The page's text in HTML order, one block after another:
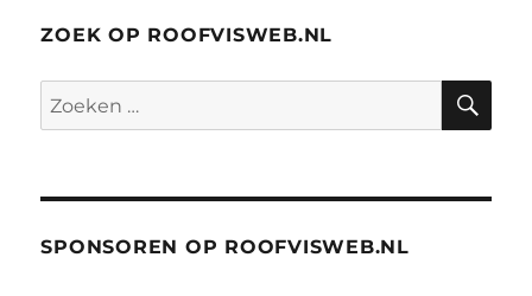
ZOEK OP ROOFVISWEB.NL
Zoeken
naar:
SPONSOREN OP ROOFVISWEB.NL